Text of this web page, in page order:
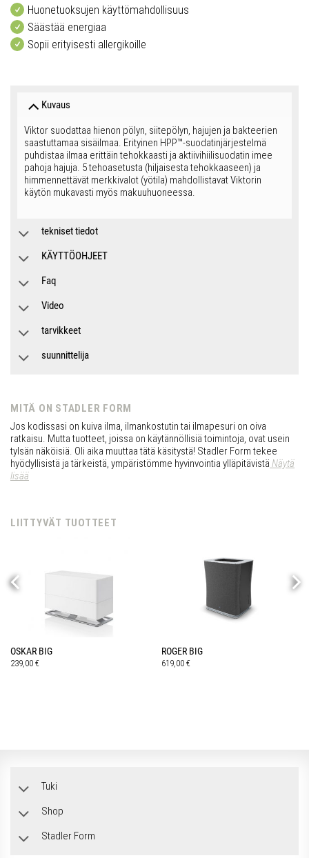
Huonetuoksujen käyttömahdollisuus
Säästää energiaa
Sopii erityisesti allergikoille
Kuvaus
Viktor suodattaa hienon pölyn, siitepölyn, hajujen ja bakteerien
saastuttamaa sisäilmaa. Erityinen HPP™-suodatinjärjestelmä
puhdistaa ilmaa erittäin tehokkaasti ja aktiivihiilisuodatin imee
pahoja hajuja. 5 tehoasetusta (hiljaisesta tehokkaaseen) ja
himmennettävät merkkivalot (yötila) mahdollistavat Viktorin
käytön mukavasti myös makuuhuoneessa.
tekniset tiedot
KÄYTTÖOHJEET
Faq
Video
tarvikkeet
suunnittelija
MITÄ ON STADLER FORM
Jos kodissasi on kuiva ilma, ilmankostutin tai ilmapesuri on oiva
ratkaisu. Mutta tuotteet, joissa on käytännöllisiä toimintoja, ovat usein
tylsän näköisiä. Oli aika muuttaa tätä käsitystä! Stadler Form tekee
hyödyllisistä ja tärkeistä, ympäristömme hyvinvointia ylläpitävistä Näytä
lisää
LIITTYVÄT TUOTTEET
OSKAR BIG
239,00 €
ROGER BIG
619,00 €
Tuki
Shop
Stadler Form